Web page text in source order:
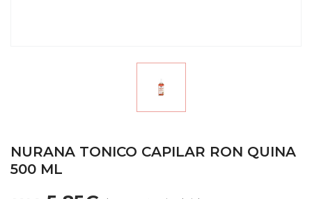
NURANA TONICO CAPILAR RON QUINA
500 ML